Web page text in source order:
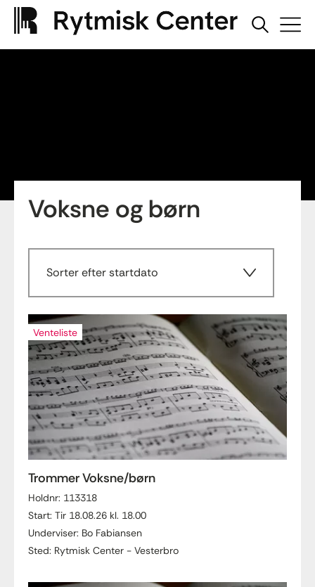
Voksne og børn
Sorter efter startdato
Venteliste
Trommer Voksne/børn
Holdnr: 113318
Start: Tir 18.08.26 kl. 18.00
Underviser: Bo Fabiansen
Sted: Rytmisk Center - Vesterbro